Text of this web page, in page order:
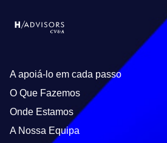
A apoiá-lo em cada passo
O Que Fazemos
Onde Estamos
A Nossa Equipa